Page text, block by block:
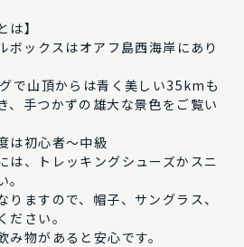
は】
ボックスはオアフ島西海岸にあり
で山頂からは青く美しい35kmも
、手つかずの雄大な景色をご覧い
は初心者〜中級
は、トレッキングシューズかスニ
ますので、帽子、サングラス、
ださい。
物があると安心です。